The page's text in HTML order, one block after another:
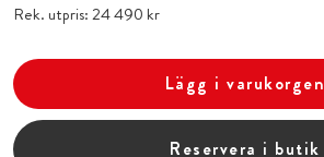
Rek. utpris:Pris:24 490 kr
24 490 kr
Lägg i varukorgen
Reservera i butik